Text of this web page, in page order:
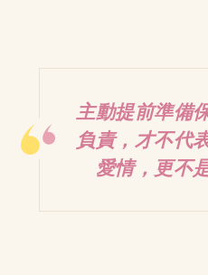
主動提前準備
負責，才不代
愛情，更不